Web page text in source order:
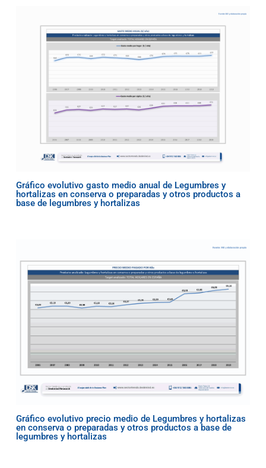
Gráfico evolutivo gasto medio anual de Legumbres y
hortalizas en conserva o preparadas y otros productos a
base de legumbres y hortalizas
Gráfico evolutivo precio medio de Legumbres y hortalizas
en conserva o preparadas y otros productos a base de
legumbres y hortalizas